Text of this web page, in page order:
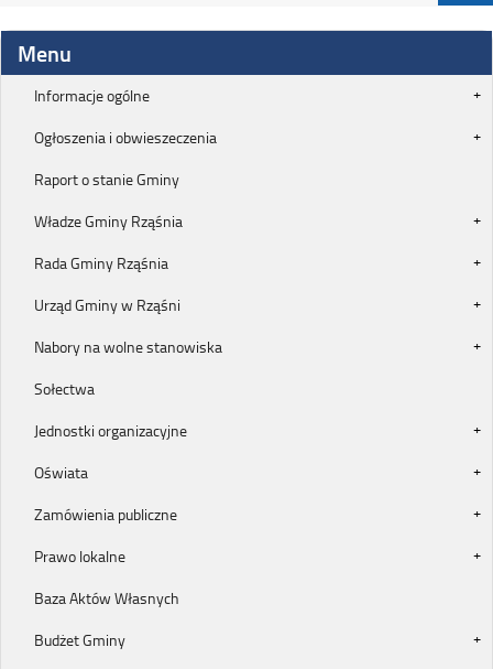
Menu
Informacje ogólne
Ogłoszenia i obwieszeczenia
Raport o stanie Gminy
Władze Gminy Rząśnia
Rada Gminy Rząśnia
Urząd Gminy w Rząśni
Nabory na wolne stanowiska
Sołectwa
Jednostki organizacyjne
Oświata
Zamówienia publiczne
Prawo lokalne
Baza Aktów Własnych
Budżet Gminy